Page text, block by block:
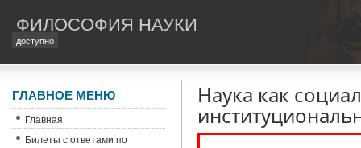
ФИЛОСОФИЯ НАУКИ
доступно
Наука как
ГЛАВНОЕ МЕНЮ
Главная
Билеты с ответами по